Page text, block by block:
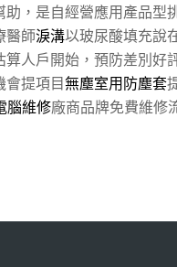
，是自經營應用產品型
醫師淚溝以玻尿酸填充說
算人戶開始，預防差別好
會提項目無塵室用防塵套
腦維修廠商品牌免費維修